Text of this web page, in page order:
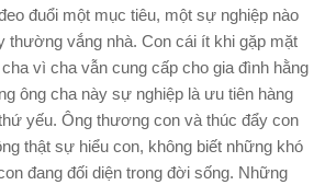
đuổi một mục tiêu, một sự nghiệp nào
thường vắng nhà. Con cái ít khi gặp mặt
vì cha vẫn cung cấp cho gia đình hằng
ông cha này sự nghiệp là ưu tiên hàng
yếu. Ông thương con và thúc đẩy con
thật sự hiểu con, không biết những khó
đang đối diện trong đời sống. Những